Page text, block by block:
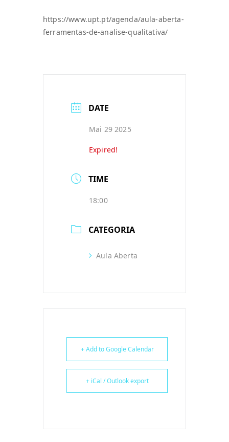
https://www.upt.pt/agenda/aula-aberta-
ferramentas-de-analise-qualitativa/
DATE
Mai 29 2025
Expired!
TIME
18:00
CATEGORIA
Aula Aberta
+ Add to Google Calendar
+ iCal / Outlook export